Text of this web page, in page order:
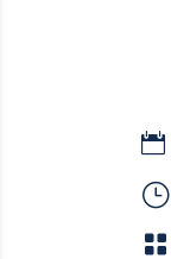

}
